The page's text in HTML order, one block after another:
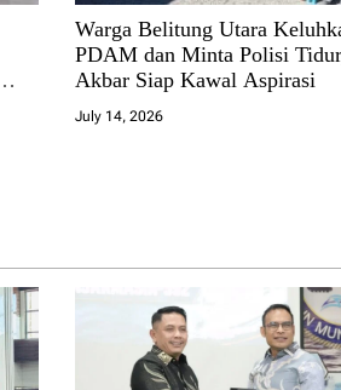
Warga Belitung Utara
PDAM dan Minta Polisi
Akbar Siap Kawal Aspirasi
July 14, 2026